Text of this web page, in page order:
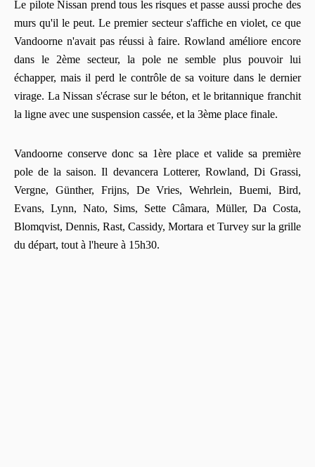
Le pilote Nissan prend tous les risques et passe aussi proche des
murs qu'il le peut. Le premier secteur s'affiche en violet, ce que
Vandoorne n'avait pas réussi à faire. Rowland améliore encore
dans le 2ème secteur, la pole ne semble plus pouvoir lui
échapper, mais il perd le contrôle de sa voiture dans le dernier
virage. La Nissan s'écrase sur le béton, et le britannique franchit
la ligne avec une suspension cassée, et la 3ème place finale.
Vandoorne conserve donc sa 1ère place et valide sa première
pole de la saison. Il devancera Lotterer, Rowland, Di Grassi,
Vergne, Günther, Frijns, De Vries, Wehrlein, Buemi, Bird,
Evans, Lynn, Nato, Sims, Sette Câmara, Müller, Da Costa,
Blomqvist, Dennis, Rast, Cassidy, Mortara et Turvey sur la grille
du départ, tout à l'heure à 15h30.